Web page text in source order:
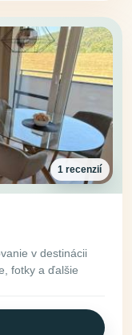
1 recenzií
v destinácii
fotky a ďalšie